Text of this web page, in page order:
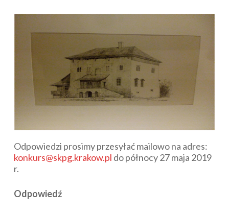
Odpowiedzi prosimy przesyłać mailowo na adres:
konkurs@skpg.krakow.pl do północy 27 maja 2019
r.
Odpowiedź